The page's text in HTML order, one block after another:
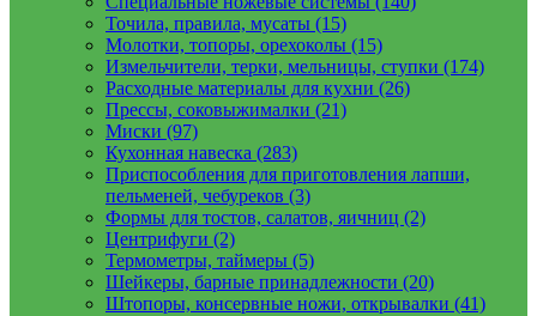
Точила, правила, мусаты (15)
Молотки, топоры, орехоколы (15)
Измельчители, терки, мельницы, ступки (174)
Расходные материалы для кухни (26)
Прессы, соковыжималки (21)
Миски (97)
Кухонная навеска (283)
Приспособления для приготовления лапши,
пельменей, чебуреков (3)
Формы для тостов, салатов, яичниц (2)
Центрифуги (2)
Термометры, таймеры (5)
Шейкеры, барные принадлежности (20)
Штопоры, консервные ножи, открывалки (41)